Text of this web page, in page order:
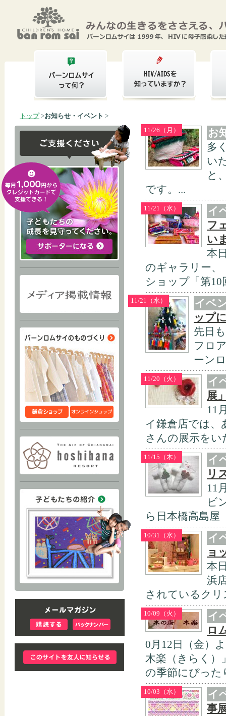
トップ>お知らせ・イベント >
11/26（月）
お
多
い
と
です。...
11/21（水）
イ
フ
い
本
のギャラリー、
ショップ「第
11/21（水）
イベ
ップ
先日
フロ
ーン
11/20（火）
イ
展
11
イ鎌倉店では
さんの展示をい
11/15（木）
イ
リ
11
ビ
ら日本橋高島屋
10/31（水）
イ
ョ
本
浜
されているク
10/09（火）
イ
ロ
0月12日（金）
木楽（きらく）
の季節にぴった
10/03（水）
イ
事